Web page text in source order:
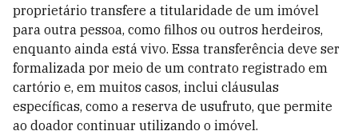
proprietário transfere a titularidade de um imóvel
para outra pessoa, como filhos ou outros herdeiros,
enquanto ainda está vivo. Essa transferência deve ser
formalizada por meio de um contrato registrado em
cartório e, em muitos casos, inclui cláusulas
específicas, como a reserva de usufruto, que permite
ao doador continuar utilizando o imóvel.